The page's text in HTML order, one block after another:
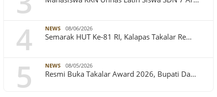
4 NEWS 08/06/2026
Semarak HUT Ke-81 RI, Kalapas Takalar Re…
5 NEWS 08/05/2026
Resmi Buka Takalar Award 2026, Bupati Da…